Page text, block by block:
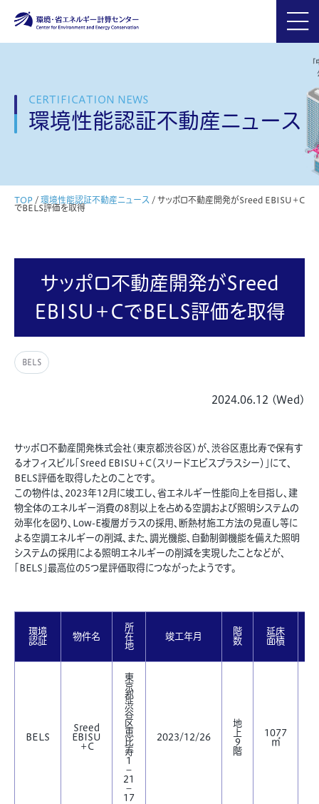
CERTIFICATION NEWS
環境性能認証不動産ニュース
TOP / 環境性能認証不動産ニュース / サッポロ不動産開発がSreed EBISU＋C
でBELS評価を取得
サッポロ不動産開発がSreed
EBISU＋CでBELS評価を取得
BELS
2024.06.12 (Wed)
サッポロ不動産開発株式会社(東京都渋谷区)が、渋谷区恵比寿で保有す
るオフィスビル「Sreed EBISU＋C（スリードエビスプラスシー）」にて、
BELS評価を取得したとのことです。
この物件は、2023年12月に竣工し、省エネルギー性能向上を目指し、建
物全体のエネルギー消費の8割以上を占める空調および照明システムの
効率化を図り、Low-E複層ガラスの採用、断熱材施工方法の見直し等に
よる空調エネルギーの削減、また、調光機能、自動制御機能を備えた照明
システムの採用による照明エネルギーの削減を実現したことなどが、
「BELS」最高位の5つ星評価取得につながったようです。
環境
認証 物件名
所
在
地
竣工年月 階
数
延床
面積
BELS
Sreed
EBISU
＋C
東
京
都
渋
谷
区
恵
比
寿
1
－
21
－
17
2023/12/26
地
上
9
階
1077
㎡